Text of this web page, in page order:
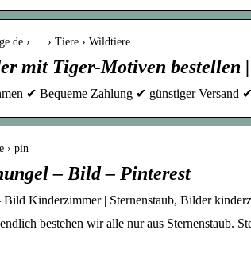
› … › Tiere › Wildtiere
mit Tiger-Motiven bestellen
✔ Bequeme Zahlung ✔ günstiger
› pin
– Bild – Pinterest
Kinderzimmer | Sternenstaub, Bilder
bestehen wir alle nur aus